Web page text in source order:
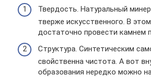
Твердость. Натуральный
тверже искусственного. В
достаточно провести камнем
Структура. Синтетическим
свойственна чистота. А вот
образования нередко можно